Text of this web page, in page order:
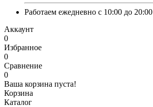
Работаем ежедневно с 10:00 до 20:00
Аккаунт
0
Избранное
0
Сравнение
0
Ваша корзина пуста!
Корзина
Каталог